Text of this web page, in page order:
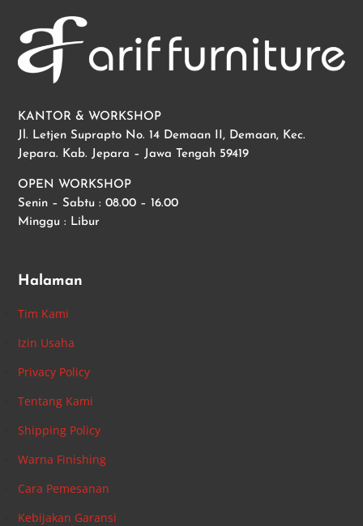
KANTOR & WORKSHOP
Jl. Letjen Suprapto No. 14 Demaan II, Demaan, Kec.
Jepara. Kab. Jepara – Jawa Tengah 59419
OPEN WORKSHOP
Senin – Sabtu : 08.00 – 16.00
Minggu : Libur
Halaman
Tim Kami
Izin Usaha
Privacy Policy
Tentang Kami
Shipping Policy
Warna Finishing
Cara Pemesanan
Kebijakan Garansi